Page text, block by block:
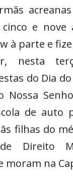
e nove
à parte e
nesta
do Dia
Nossa
de auto
filhas do
de Direito
moram na